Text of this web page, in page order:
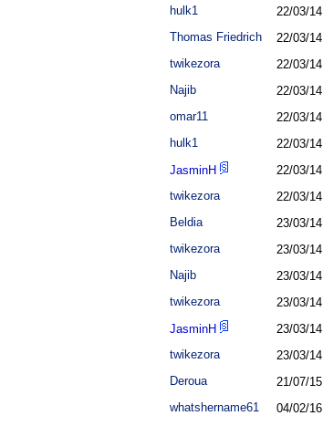
hulk1 22/03/14
Thomas Friedrich 22/03/14
twikezora 22/03/14
Najib 22/03/14
omar11 22/03/14
hulk1 22/03/14
JasminH 22/03/14
twikezora 22/03/14
Beldia 23/03/14
twikezora 23/03/14
Najib 23/03/14
twikezora 23/03/14
JasminH 23/03/14
twikezora 23/03/14
Deroua 21/07/15
whatshername61 04/02/16